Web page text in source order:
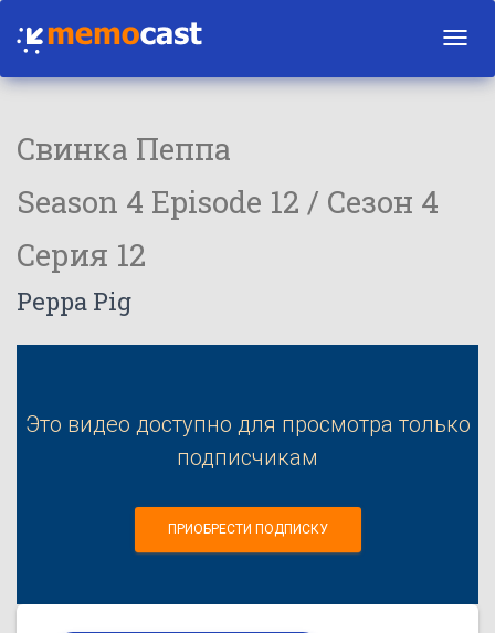
Свинка Пеппа
Season 4 Episode 12 / Сезон 4
Серия 12
Peppa Pig
Это видео доступно для просмотра только
подписчикам
ПРИОБРЕСТИ ПОДПИСКУ